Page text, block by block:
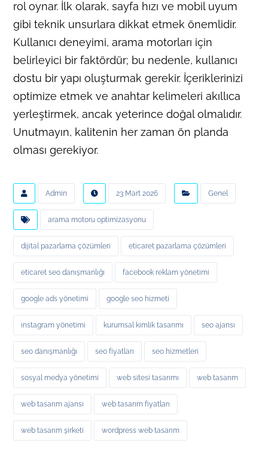
rol oynar. İlk olarak, sayfa hızı ve mobil uyum
gibi teknik unsurlara dikkat etmek önemlidir.
Kullanıcı deneyimi, arama motorları için
belirleyici bir faktördür; bu nedenle, kullanıcı
dostu bir yapı oluşturmak gerekir. İçeriklerinizi
optimize etmek ve anahtar kelimeleri akıllıca
yerleştirmek, ancak yeterince doğal olmalıdır.
Unutmayın, kalitenin her zaman ön planda
olması gerekiyor.
Admin 23 Mart 2026 Genel
arama motoru optimizasyonu
dijital pazarlama çözümleri eticaret pazarlama çözümleri
eticaret seo danışmanlığı facebook reklam yönetimi
google ads yönetimi google seo hizmeti
instagram yönetimi kurumsal kimlik tasarımı seo ajansı
seo danışmanlığı seo fiyatları seo hizmetleri
sosyal medya yönetimi web sitesi tasarımı web tasarım
web tasarım ajansı web tasarım fiyatları
web tasarım şirketi wordpress web tasarım